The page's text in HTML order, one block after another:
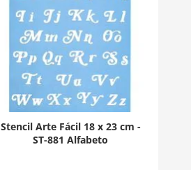
Stencil Arte Fácil 18 x 23 cm -
ST-881 Alfabeto